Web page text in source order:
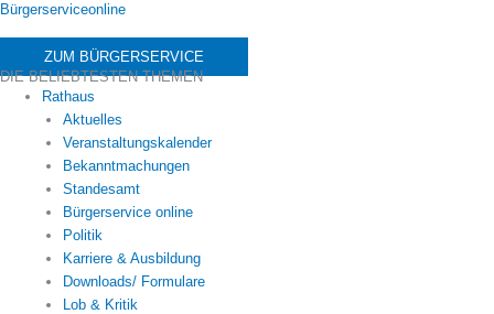
Bürgerserviceonline
ZUM BÜRGERSERVICE
DIE BELIEBTESTEN THEMEN
Rathaus
Aktuelles
Veranstaltungskalender
Bekanntmachungen
Standesamt
Bürgerservice online
Politik
Karriere & Ausbildung
Downloads/ Formulare
Lob & Kritik